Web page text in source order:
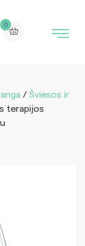
0
/ Šviesos ir
terapijos